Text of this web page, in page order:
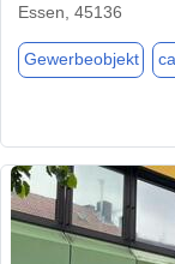
Essen, 45136
Gewerbeobjekt